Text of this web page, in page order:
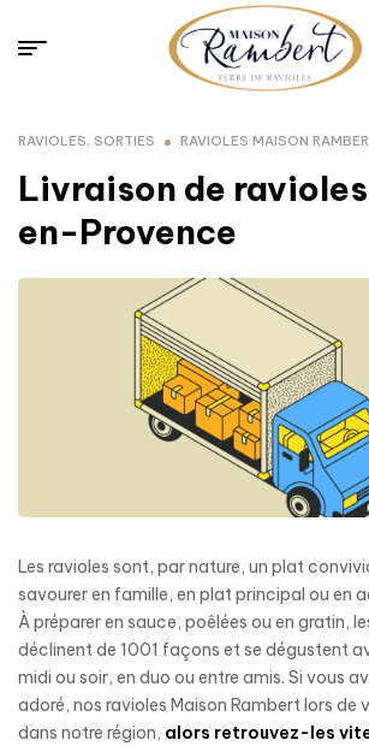
RAVIOLES, SORTIES RAVIOLES MAISON
Livraison de
en-Provence
Les ravioles sont, par nature, un plat
savourer en famille, en plat principal ou en
À préparer en sauce, poêlées ou en gratin,
déclinent de 1001 façons et se dégustent
midi ou soir, en duo ou entre amis. Si vous
adoré, nos ravioles Maison Rambert lors de
dans notre région, alors retrouvez-les